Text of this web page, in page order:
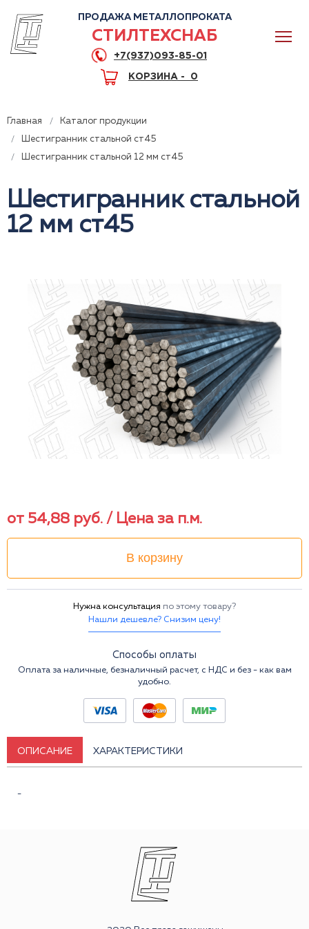
ПРОДАЖА МЕТАЛЛОПРОКАТА
СТИЛТЕХСНАБ
+7(937)093-85-01
КОРЗИНА - 0
Главная
Каталог продукции
Шестигранник стальной ст45
Шестигранник стальной 12 мм ст45
Шестигранник стальной
12 мм ст45
от 54,88 руб. / Цена за п.м.
В корзину
Нужна консультация по этому товару?
Нашли дешевле? Снизим цену!
Способы оплаты
Оплата за наличные, безналичный расчет, с НДС и без - как вам
удобно.
ОПИСАНИЕ ХАРАКТЕРИСТИКИ
-